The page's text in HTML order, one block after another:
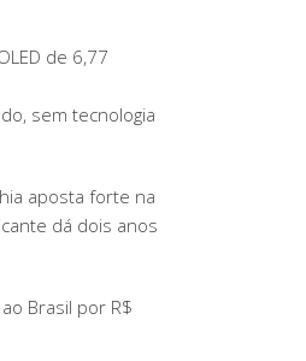
de 6,77
sem tecnologia
aposta forte na
dá dois anos
Brasil por R$